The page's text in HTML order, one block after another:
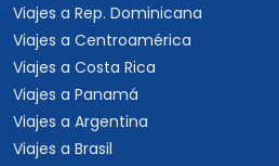
Playas de México
Viajes por México
Viajes al Caribe
Viajes a Cuba
Viajes a Punta Cana
Viajes a Jamaica